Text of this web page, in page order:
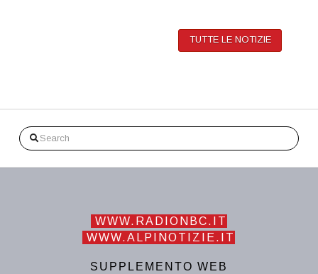
TUTTE LE NOTIZIE
Search
WWW.RADIONBC.IT
WWW.ALPINOTIZIE.IT
SUPPLEMENTO WEB